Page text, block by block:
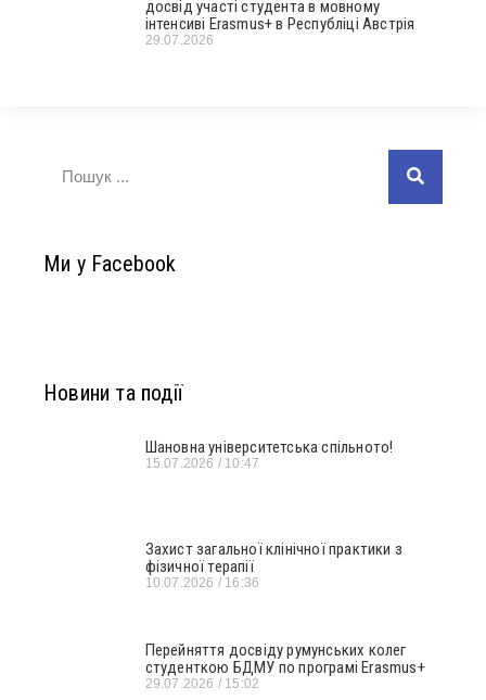
досвід участі студента в мовному
інтенсиві Erasmus+ в Республіці Австрія
29.07.2026
Ми у Facebook
Новини та події
Шановна університетська спільното!
15.07.2026 10:47
Захист загальної клінічної практики з
фізичної терапії
10.07.2026 16:36
Перейняття досвіду румунських колег
студенткою БДМУ по програмі Erasmus+
29.07.2026 15:02